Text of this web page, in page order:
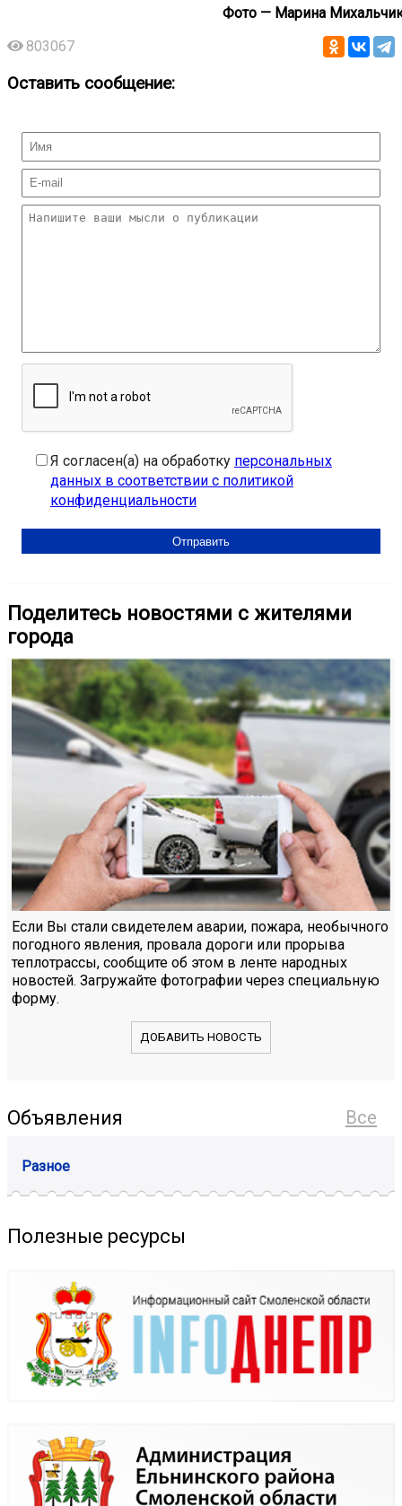
Фото — Марина
803067
Оставить сообщение:
Я согласен(а) на обработку персональных
данных в соответствии с политикой
конфиденциальности
Поделитесь новостями с жителями
города
Если Вы стали свидетелем аварии, пожара, необычного
погодного явления, провала дороги или прорыва
теплотрассы, сообщите об этом в ленте народных
новостей. Загружайте фотографии через специальную
форму.
ДОБАВИТЬ НОВОСТЬ
Все
Объявления
Разное
Полезные ресурсы